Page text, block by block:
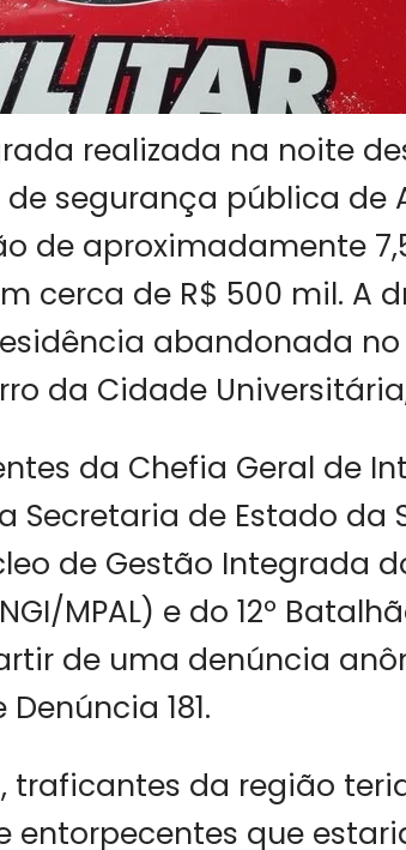
realizada na noite
de segurança pública de
de aproximadamente
cerca de R$ 500 mil. A
abandonada
da Cidade
da Chefia Geral de
Secretaria de Estado da
de Gestão Integrada
MPAL) e do 12º
de uma denúncia
181.
traficantes da região
entorpecentes que